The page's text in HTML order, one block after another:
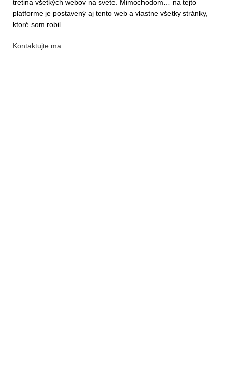
tretina všetkých webov na svete. Mimochodom… na tejto
platforme je postavený aj tento web a vlastne všetky stránky,
ktoré som robil.
Kontaktujte ma